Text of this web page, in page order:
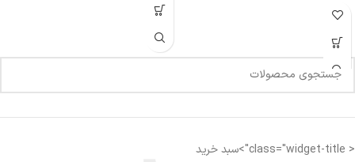
< class="widget-title">سبد خرید